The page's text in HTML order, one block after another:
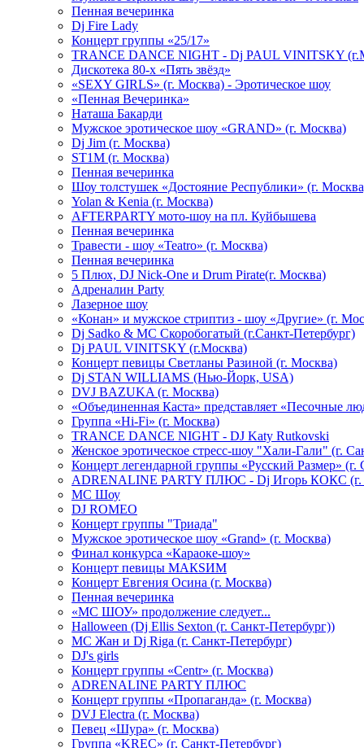
Пенная вечеринка
Dj Fire Lady
Концерт группы «25/17»
TRANCE DANCE NIGHT - Dj PAUL VINITSKY
Дискотека 80-х «Пять звёзд»
«SEXY GIRLS» (г. Москва) - Эротическое шоу
«Пенная Вечеринка»
Hаташа Бакарди
Мужское эротическое шоу «GRAND» (г. Москва)
Dj Jim (г. Москва)
ST1M (г. Москва)
Пенная вечеринка
Шоу толстушек «Достояние Республики» (г.
Yolan & Kenia (г. Москва)
AFTERPARTY мото-шоу на пл. Куйбышева
Пенная вечеринка
Травести - шоу «Teatro» (г. Москва)
Пенная вечеринка
5 Плюх, DJ Nick-One и Drum Pirate(г. Москва)
Адреналин Party
Лазерное шоу
«Конан» и мужское стриптиз - шоу «Другие» (г.
Dj Sadko & МС Скоробогатый (г.Санкт-Петербург)
Dj PAUL VINITSKY (г.Москва)
Концерт певицы Светланы Разиной (г. Москва)
Dj STAN WILLIAMS (Нью-Йорк, USA)
DVJ BAZUKA (г. Москва)
«Объединенная Каста» представляет «Песочные
Группа «Hi-Fi» (г. Москва)
TRANCE DANCE NIGHT - DJ Katy Rutkovski
Женское эротическое стресс-шоу "Хали-Гали" (г.
Концерт легендарной группы «Русский Размер» (г.
ADRENALINE PARTY ПЛЮС - Dj Игорь КОКС (г.
MC Шоу
DJ ROMEO
Концерт группы "Триада"
Мужское эротическое шоу «Grand» (г. Москва)
Финал конкурса «Караоке-шоу»
Концерт певицы МАКSИМ
Концерт Евгения Осина (г. Москва)
Пенная вечеринка
«МС ШОУ» продолжение следует...
Halloween (Dj Ellis Sexton (г. Санкт-Петербург))
МС Жан и Dj Riga (г. Санкт-Петербург)
DJ's girls
Концерт группы «Centr» (г. Москва)
ADRENALINE PARTY ПЛЮС
Концерт группы «Пропаганда» (г. Москва)
DVJ Electra (г. Москва)
Певец «Шура» (г. Москва)
Группа «KREC» (г. Санкт-Петербург)